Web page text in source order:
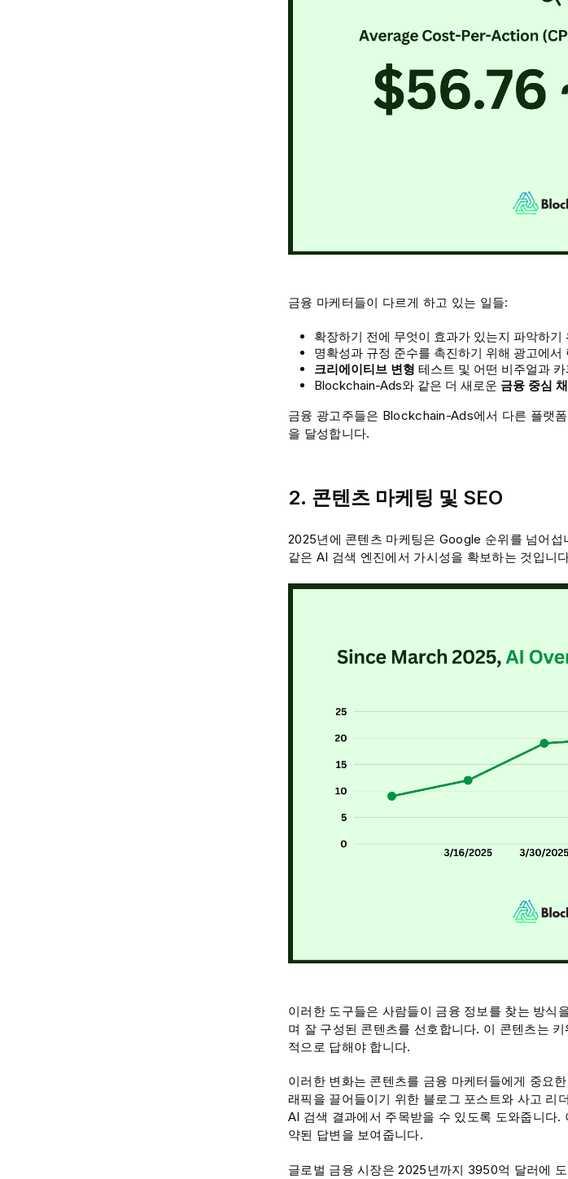
금융 마케터들이 다르게 하고 있는 일들:
확장하기 전에 무엇이 효과가 있는지 파악하기
명확성과 규정 준수를 촉진하기 위해 광고에서
크리에이티브 변형 테스트 및 어떤 비주얼과
Blockchain-Ads와 같은 더 새로운 금융 중심
금융 광고주들은 Blockchain-Ads에서 다른 플랫
을 달성합니다.
2. 콘텐츠 마케팅 및 SEO
2025년에 콘텐츠 마케팅은 Google 순위를 넘어
같은 AI 검색 엔진에서 가시성을 확보하는 것입니
이러한 도구들은 사람들이 금융 정보를 찾는 방식
며 잘 구성된 콘텐츠를 선호합니다. 이 콘텐츠는
적으로 답해야 합니다.
이러한 변화는 콘텐츠를 금융 마케터들에게 중요
래픽을 끌어들이기 위한 블로그 포스트와 사고 리
AI 검색 결과에서 주목받을 수 있도록 도와줍니다
약된 답변을 보여줍니다.
글로벌 금융 시장은 2025년까지 3950억 달러에